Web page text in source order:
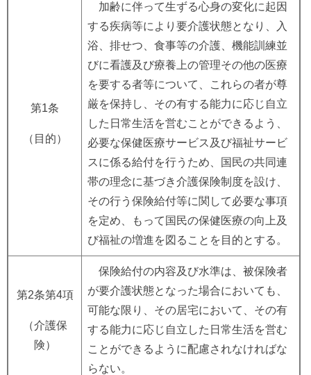
第1条
（目的）
加齢に伴って生ずる心身の変化に起因
する疾病等により要介護状態となり、入
浴、排せつ、食事等の介護、機能訓練並
びに看護及び療養上の管理その他の医療
を要する者等について、これらの者が尊
厳を保持し、その有する能力に応じ自立
した日常生活を営むことができるよう、
必要な保健医療サービス及び福祉サービ
スに係る給付を行うため、国民の共同連
帯の理念に基づき介護保険制度を設け、
その行う保険給付等に関して必要な事項
を定め、もって国民の保健医療の向上及
び福祉の増進を図ることを目的とする。
第2条第4項
（介護保
険）
保険給付の内容及び水準は、被保険者
が要介護状態となった場合においても、
可能な限り、その居宅において、その有
する能力に応じ自立した日常生活を営む
ことができるように配慮されなければな
らない。